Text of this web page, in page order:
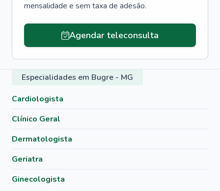
mensalidade e sem taxa de adesão.
Agendar teleconsulta
Especialidades em Bugre - MG
Cardiologista
Clínico Geral
Dermatologista
Geriatra
Ginecologista